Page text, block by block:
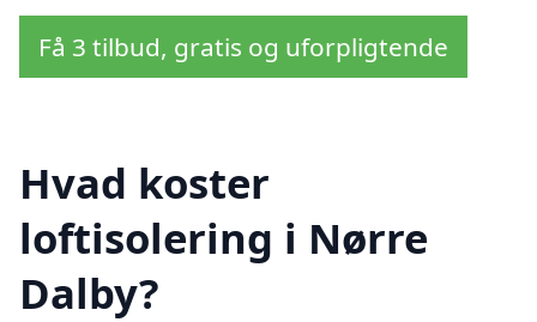
Få 3 tilbud, gratis og uforpligtende
Hvad koster
loftisolering i Nørre
Dalby?